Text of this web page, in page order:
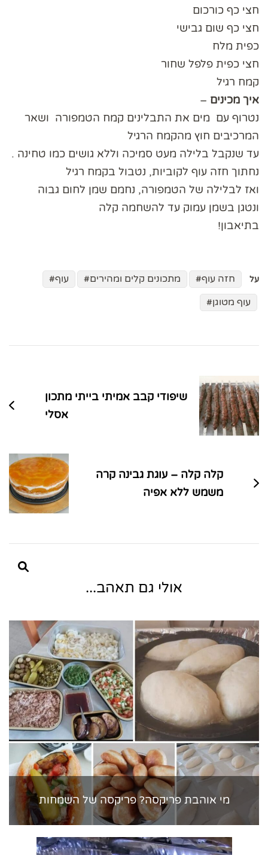
חצי כף כורכום
חצי כף שום גבישי
כפית מלח
חצי כפית פלפל שחור
קמח רגיל
איך מכינים –
נטרוף עם מים את התבלינים קמח הטמפורה ושאר
המרכיבים חוץ מהקמח הרגיל
עד שנקבל בלילה מעט סמיכה וללא גושים כמו טחינה .
נחתוך חזה עוף לקוביות, נטבול בקמח רגיל
ואז לבלילה של הטמפורה, נחמם שמן לחום גבוה
ונטגן בשמן עמוק עד להשחמה קלה
בתיאבון!
על חזה עוף מתכונים קלים ומהירים
עוף
עוף מטוגן
בפוסטים
שיפודי קבב אמיתי בייתי מתכון
אסלי
קלה קלה – עוגת גבינה קרה
משמש ללא אפיה
אולי גם תאהב...
מי אוהבת פריקסה? פריקסה של השמחות